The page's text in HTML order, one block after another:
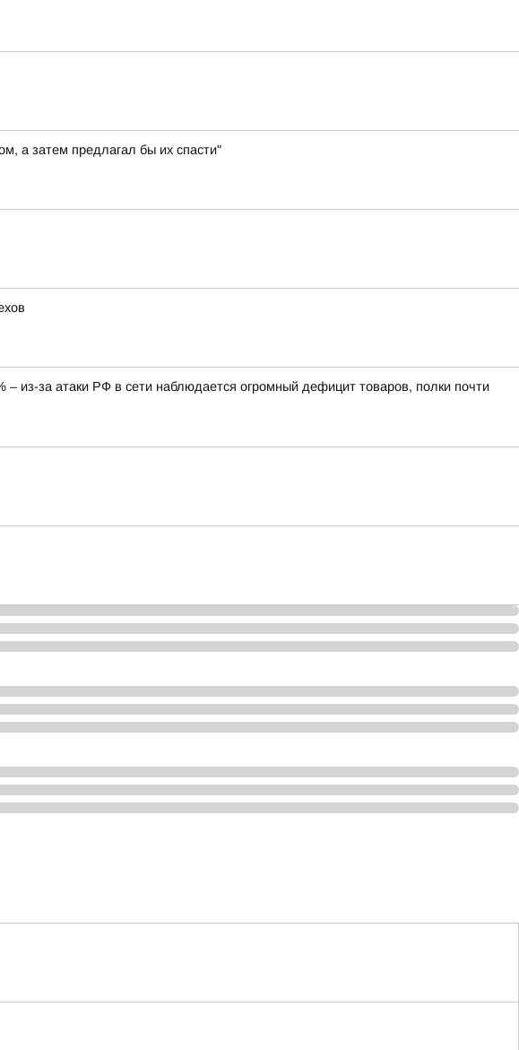
а затем предлагал бы их спасти"
– из-за атаки РФ в сети наблюдается огромный дефицит товаров, полки почти